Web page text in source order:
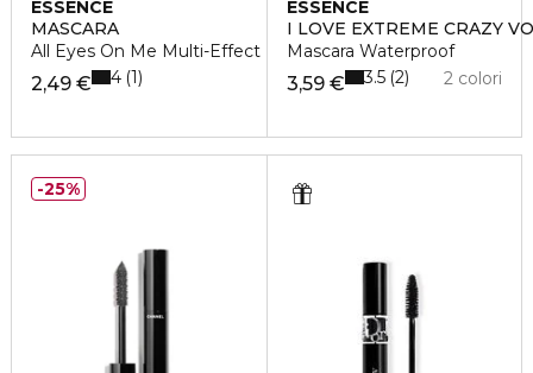
ESSENCE
MASCARA
All Eyes On Me Multi-Effect
2,49 € 4 1
ESSENCE
I LOVE EXTREME CRAZY
Mascara Waterproof
3,59 € 2 colori
3.5 2
25%